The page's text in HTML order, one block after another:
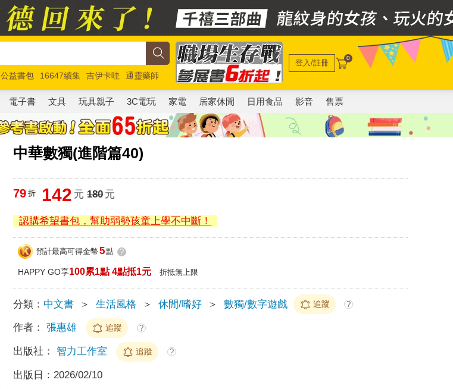
公益書包 16647續集 吉伊卡哇
通靈藥師
玩具總動員5 超慢跑
登入/註冊 0
電子書 文具 玩具親子 3C電玩 家電 居家休閒 日用食品 影音 售票
中華數獨(進階篇40)
79 折 142 元 180元
認購希望書包，幫助弱勢孩童上學不中斷！
預計最高可得金幣 5點 ?
HAPPY GO享100累1點 4點抵1元 折抵無上限
分類： 中文書 ＞ 生活風格 ＞ 休閒/嗜好 ＞ 數獨/數字遊戲 追蹤 ?
作者： 張惠雄 追蹤 ?
出版社： 智力工作室 追蹤 ?
出版日： 2026/02/10